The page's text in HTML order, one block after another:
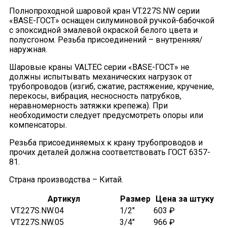
Полнопроходной шаровой кран VT.227S.NW серии
«BASE-ГОСТ» оснащен силуминовой ручкой-бабочкой
с эпоксидной эмалевой окраской белого цвета и
полусгоном. Резьба присоединений – внутренняя/
наружная.
Шаровые краны VALTEC серии «BASE-ГОСТ» не
должны испытывать механических нагрузок от
трубопроводов (изгиб, сжатие, растяжение, кручение,
перекосы, вибрация, несносность патрубков,
неравномерность затяжки крепежа). При
необходимости следует предусмотреть опоры или
компенсаторы.
Резьба присоединяемых к крану трубопроводов и
прочих деталей должна соответствовать ГОСТ 6357-
81.
Страна производства – Китай.
Артикул
Размер Цена за штуку
VT.227S.NW.04
1/2"
603 ₽
VT.227S.NW.05
3/4"
966 ₽